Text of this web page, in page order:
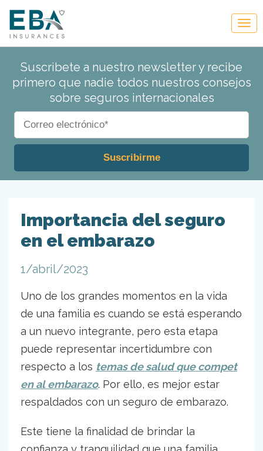
Suscribete a nuestro newsletter y recibe
primero que nadie todos nuestros consejos
sobre seguros internacionales
Importancia del seguro
en el embarazo
1/abril/2023
Uno de los grandes momentos en la vida
de una familia es cuando se está esperando
a un nuevo integrante, pero esta etapa
puede representar incertidumbre con
respecto a los temas de salud que compet
en al embarazo. Por ello, es mejor estar
respaldados con un seguro de embarazo.
Este tiene la finalidad de brindar la